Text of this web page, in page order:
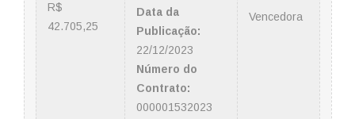
R$
42.705,25
Data da
Publicação:
22/12/2023
Número do
Contrato:
000001532023
Vencedora